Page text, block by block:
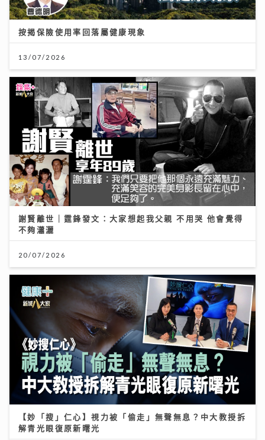
按揭保險使用率回落屬健康現象
13/07/2026
謝賢離世｜霆鋒發文：大家想起我父親 不用哭 他會覺得
不夠瀟灑
20/07/2026
【妙「搜」仁心】視力被「偷走」無聲無息？中大教授拆
解青光眼復原新曙光